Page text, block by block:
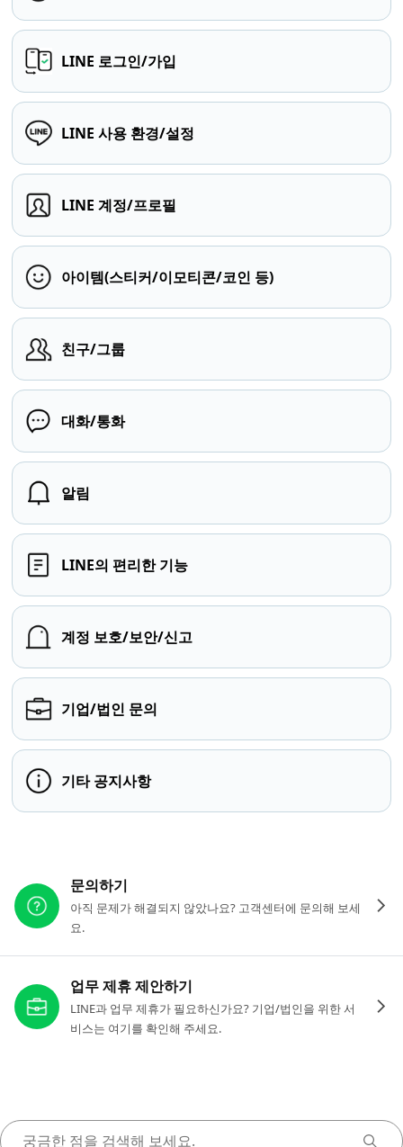
LINE 로그인/가입
LINE 사용 환경/설정
LINE 계정/프로필
아이템(스티커/이모티콘/코인 등)
친구/그룹
대화/통화
알림
LINE의 편리한 기능
계정 보호/보안/신고
기업/법인 문의
기타 공지사항
문의하기
아직 문제가 해결되지 않았나요? 고객센터에 문의해 보세
요.
업무 제휴 제안하기
LINE과 업무 제휴가 필요하신가요? 기업/법인을 위한 서
비스는 여기를 확인해 주세요.